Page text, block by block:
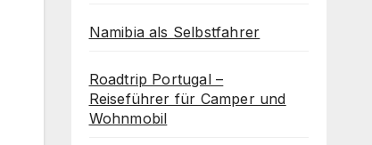
Namibia als Selbstfahrer
Roadtrip Portugal –
Reiseführer für Camper und
Wohnmobil